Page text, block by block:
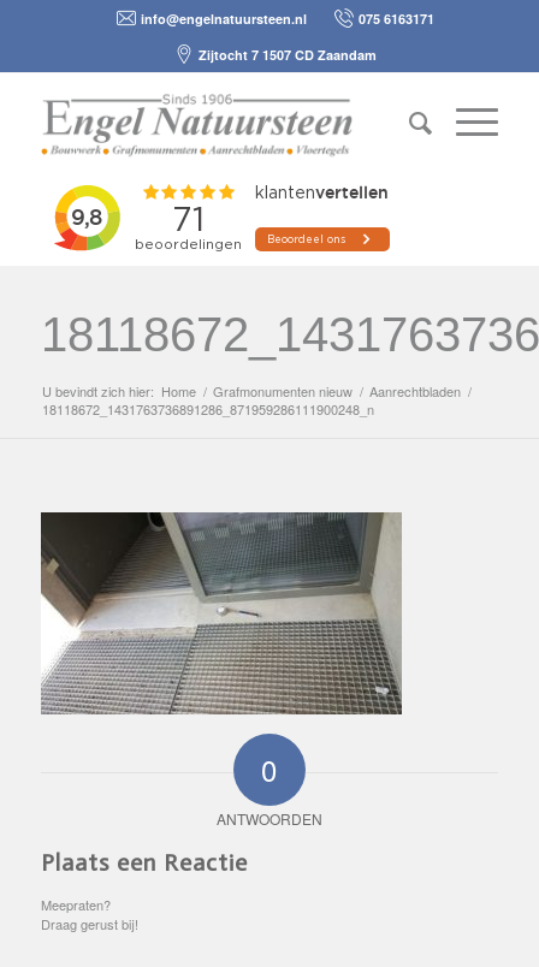
info@engelnatuursteen.nl
075 6163171
Zijtocht 7 1507 CD Zaandam
U bevindt zich hier: Home / Grafmonumenten nieuw / Aanrechtbladen /
18118672_1431763736891286_871959286111900248_n
0
ANTWOORDEN
Plaats een Reactie
Meepraten?
Draag gerust bij!